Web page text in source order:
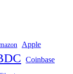
Apple
Coinbase